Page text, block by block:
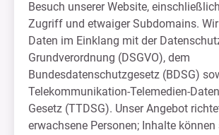
Besuch unserer Website,
Zugriff und etwaiger Subdomains.
Daten im Einklang mit der
Grundverordnung (DSGVO), dem
Bundesdatenschutzgesetz (BDSG)
Telekommunikation-Telemedien-
Gesetz (TTDSG). Unser Angebot
erwachsene Personen; Inhalte können